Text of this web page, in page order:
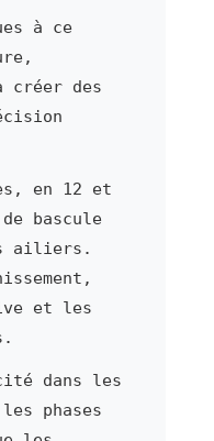
à ce
créer des
en 12 et
bascule
ailiers.
et les
dans les
phases